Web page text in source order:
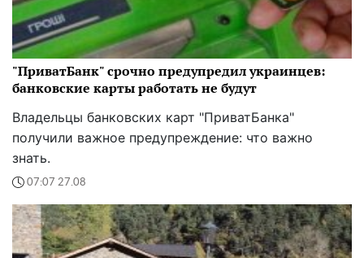
"ПриватБанк" срочно предупредил украинцев:
банковские карты работать не будут
Владельцы банковских карт "ПриватБанка"
получили важное предупреждение: что важно
знать.
07:07 27.08